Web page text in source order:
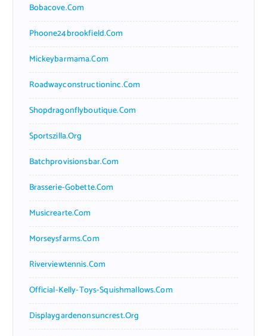
Bobacove.com
Phoone24brookfield.com
Mickeybarmama.com
Roadwayconstructioninc.com
Shopdragonflyboutique.com
Sportszilla.org
Batchprovisionsbar.com
Brasserie-Gobette.com
Musicrearte.com
Morseysfarms.com
Riverviewtennis.com
Official-Kelly-Toys-Squishmallows.com
Displaygardenonsuncrest.org